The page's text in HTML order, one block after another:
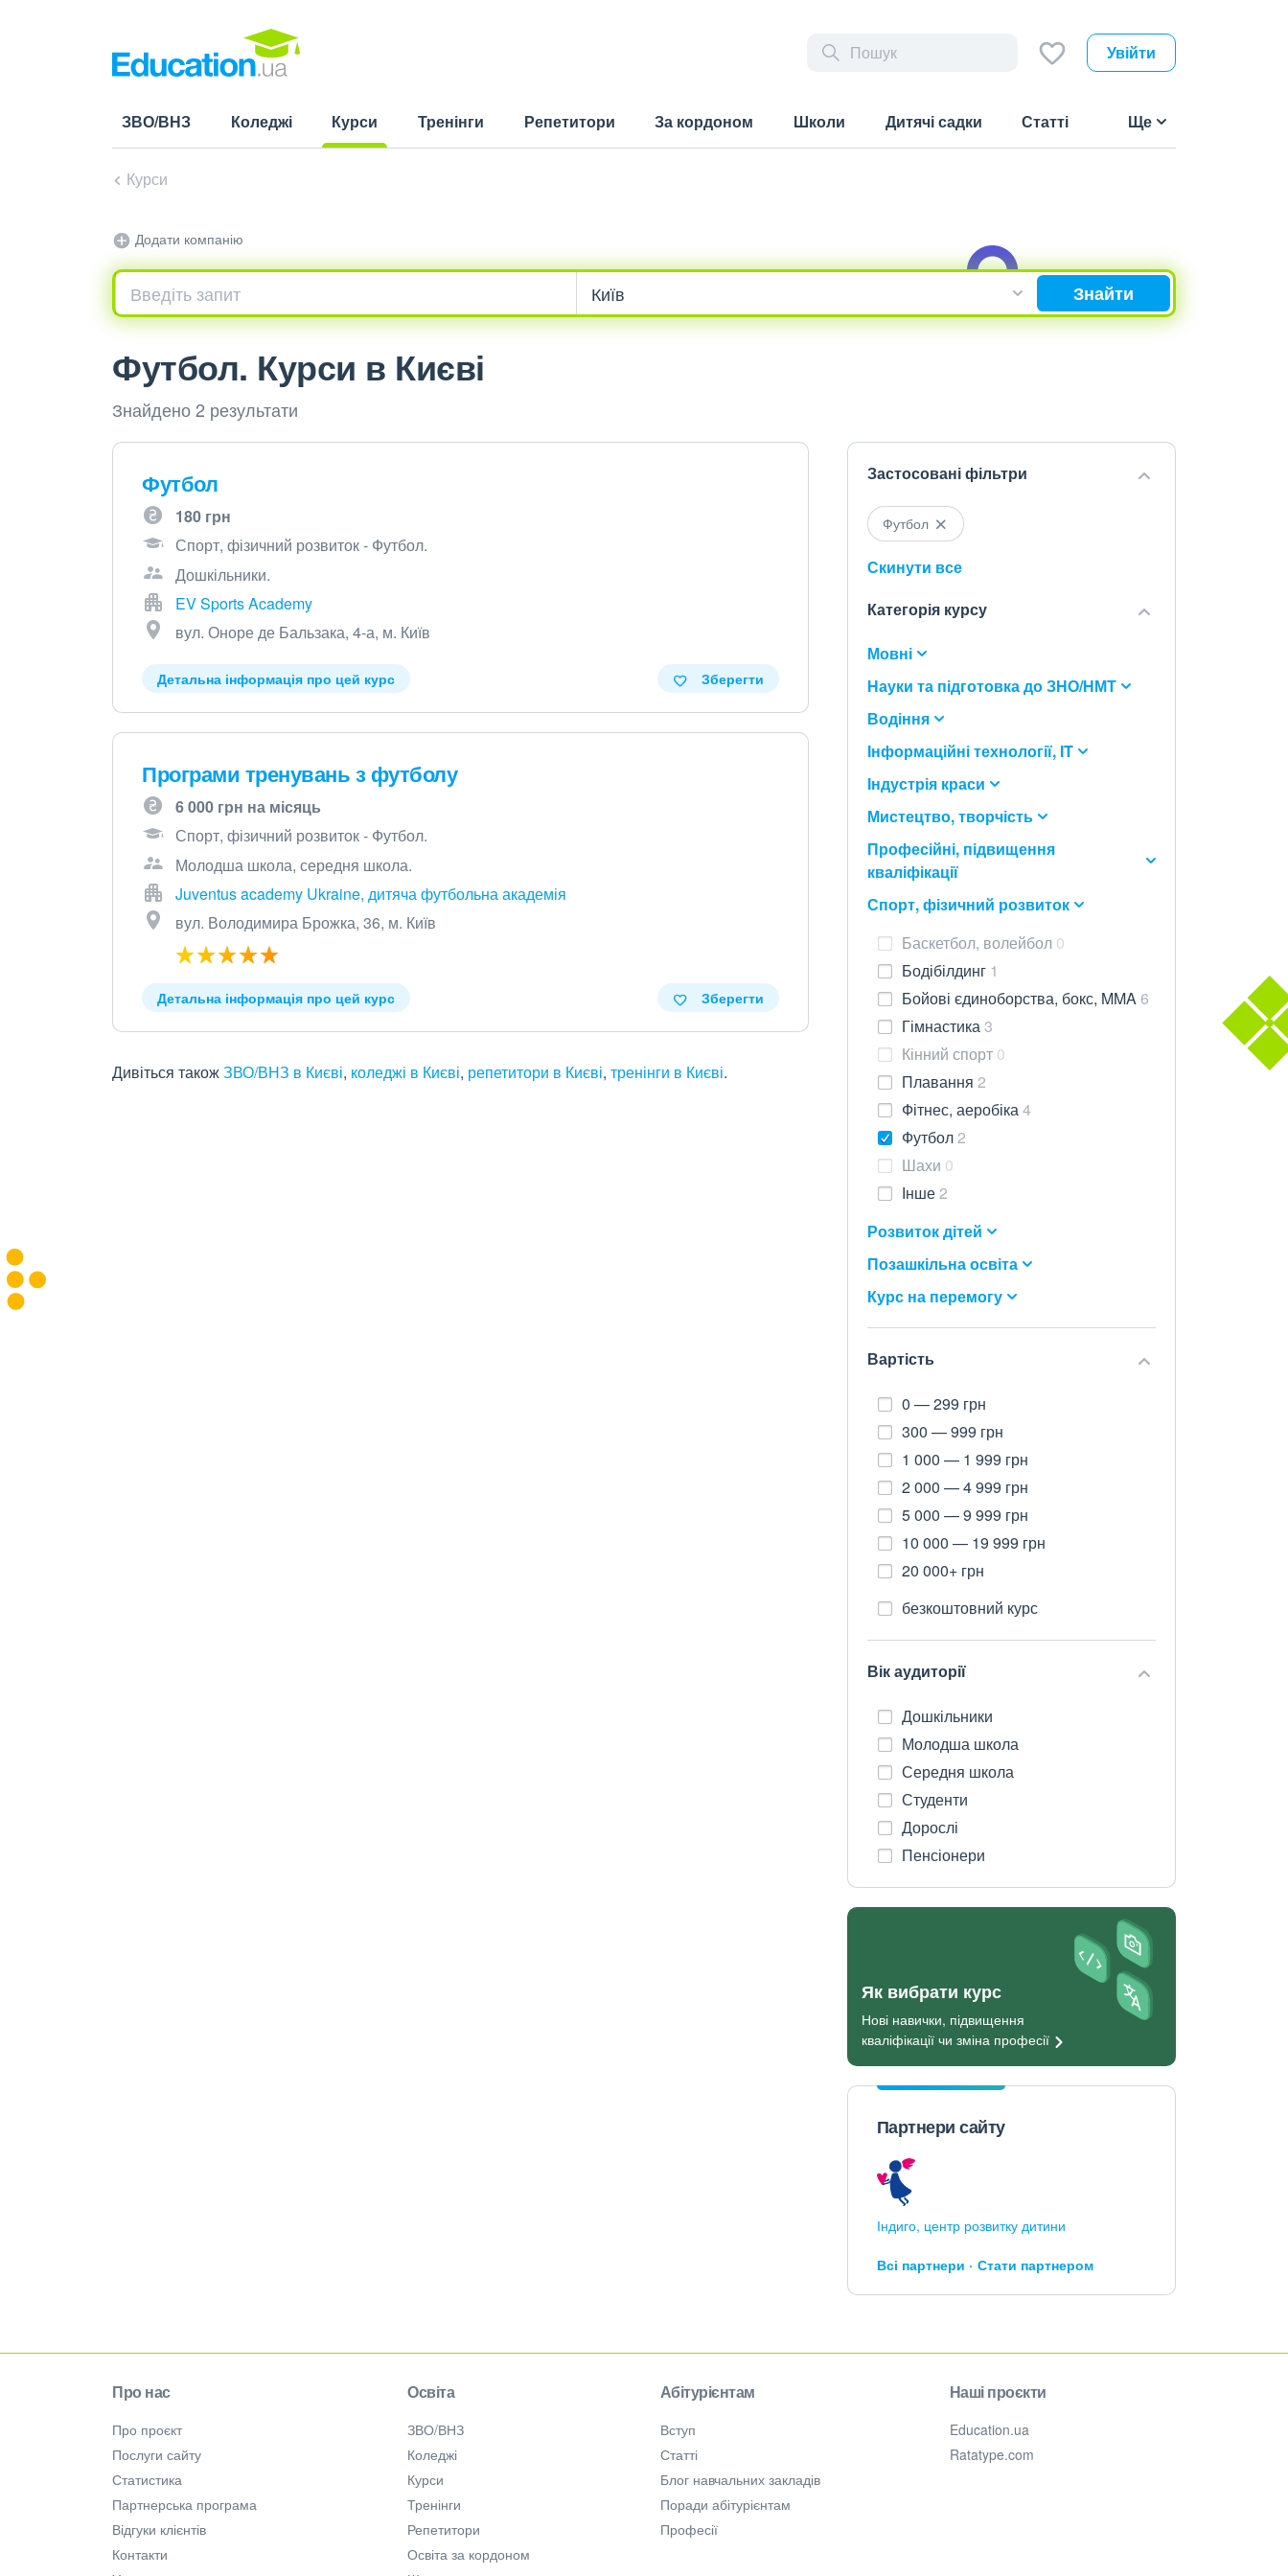
Увійти
ЗВО/ВНЗ Коледжі
Курси
Тренінги Репетитори За кордоном Школи Дитячі садки Статті Ще
Курси
Додати компанію
Знайти
Футбол. Курси в Києві
Знайдено 2 результати
Футбол
180 грн
Спорт, фізичний розвиток - Футбол.
Дошкільники.
EV Sports Academy
вул. Оноре де Бальзака, 4-а, м. Київ
Детальна інформація про цей курс Зберегти
Програми тренувань з футболу
6 000 грн на місяць
Спорт, фізичний розвиток - Футбол.
Молодша школа, середня школа.
Juventus academy Ukraine, дитяча футбольна академія
вул. Володимира Брожка, 36, м. Київ
Детальна інформація про цей курс Зберегти
Дивіться такожЗВО/ВНЗ в Києві, коледжі в Києві, репетитори в Києві, тренінги в Києві.
Застосовані фільтри
Футбол
Скинути все
Категорія курсу
Мовні
Науки та підготовка до ЗНО/НМТ
Водіння
Інформаційні технології, IT
Індустрія краси
Мистецтво, творчість
Професійні, підвищення
кваліфікації
Спорт, фізичний розвиток
Баскетбол, волейбол 0
Бодібілдинг 1
Бойові єдиноборства, бокс, MMA 6
Гімнастика3
Кінний спорт 0
Плавання 2
Фітнес, аеробіка4
Футбол2
Шахи 0
Інше2
Розвиток дітей
Позашкільна освіта
Курс на перемогу
Вартість
0 — 299 грн
300 — 999 грн
1 000 — 1 999 грн
2 000 — 4 999 грн
5 000 — 9 999 грн
10 000 — 19 999 грн
20 000+ грн
безкоштовний курс
Вік аудиторії
Дошкільники
Молодша школа
Середня школа
Студенти
Дорослі
Пенсіонери
Як вибрати курс
Нові навички, підвищення
кваліфікації чи зміна професії
Партнери сайту
Індиго, центр розвитку дитини
Всі партнери Стати партнером
Про нас
Про проєкт
Послуги сайту
Статистика
Партнерська програма
Відгуки клієнтів
Контакти
Освіта
ЗВО/ВНЗ
Коледжі
Курси
Тренінги
Репетитори
Освіта за кордоном
Абітурієнтам
Вступ
Статті
Блог навчальних закладів
Поради абітурієнтам
Професії
Наші проєкти
Education.ua
Ratatype.com